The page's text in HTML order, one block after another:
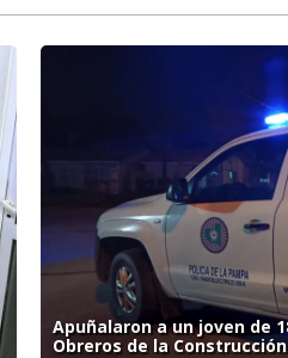
Apuñalaron a un joven de
Obreros de la Construcción